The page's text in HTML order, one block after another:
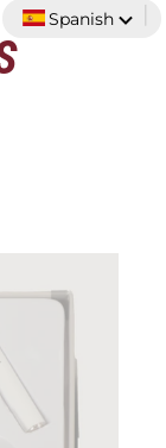
Spanish |